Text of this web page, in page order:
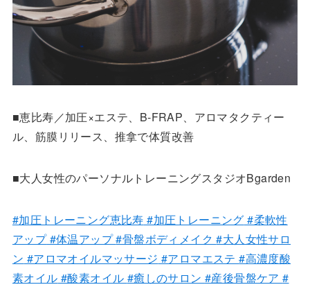
■恵比寿／加圧×エステ、B-FRAP、アロマタクティー
ル、筋膜リリース、推拿で体質改善
■大人女性のパーソナルトレーニングスタジオBgarden
#加圧トレーニング恵比寿 #加圧トレーニング #柔軟性
アップ#体温アップ#骨盤ボディメイク#大人女性サロ
ン #アロマオイルマッサージ #アロマエステ#高濃度酸
素オイル #酸素オイル #癒しのサロン #産後骨盤ケア#